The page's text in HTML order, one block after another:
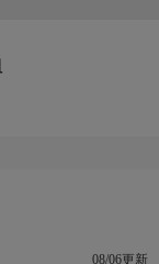
08/06更新